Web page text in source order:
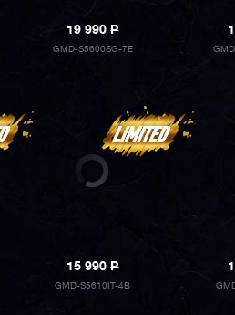
19 990P
GMD-S5600SG-7E
15 990P
GMD-S5610IT-4B